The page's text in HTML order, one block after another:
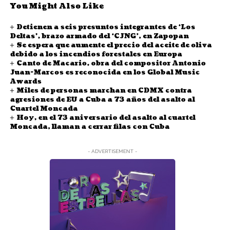
You Might Also Like
Detienen a seis presuntos integrantes de ‘Los
Deltas’, brazo armado del ‘CJNG’, en Zapopan
Se espera que aumente el precio del aceite de oliva
debido a los incendios forestales en Europa
Canto de Macario, obra del compositor Antonio
Juan-Marcos es reconocida en los Global Music
Awards
Miles de personas marchan en CDMX contra
agresiones de EU a Cuba a 73 años del asalto al
Cuartel Moncada
Hoy, en el 73 aniversario del asalto al cuartel
Moncada, llaman a cerrar filas con Cuba
- ADVERTISEMENT -